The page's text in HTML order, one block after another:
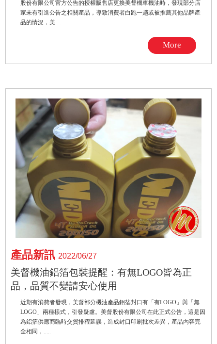
股份有限公司官方公告的授權販售店更換美督機車機油時，發現部分店
家未有引進公告之相關產品，導致消費者白跑一趟或被推薦其他品牌產
品的情況，美.....
More
產品新訊 2022/06/27
美督機油鋁箔包裝提醒：有無LOGO皆為正
品，品質不變請安心使用
近期有消費者發現，美督部分機油產品鋁箔封口有「有LOGO」與「無
LOGO」兩種樣式，引發疑慮。美督股份有限公司在此正式公告，這是因
為鋁箔供應商臨時交貨排程延誤，造成封口印刷批次差異，產品內容完
全相同，.....